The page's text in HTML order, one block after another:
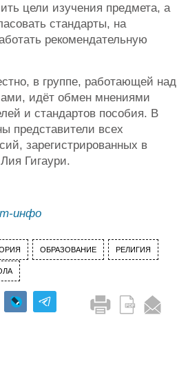
цели изучения предмета, а
стандарты, на
рекомендательную
в группе, работающей над
идёт обмен мнениями
и стандартов пособия. В
представители всех
зарегистрированных в
Гигаури.
инфо
ОБРАЗОВАНИЕ РЕЛИГИЯ